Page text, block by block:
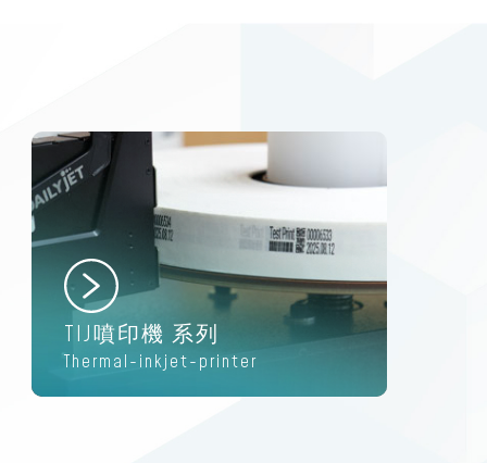
TIJ噴印機 系列
Thermal-inkjet-printer